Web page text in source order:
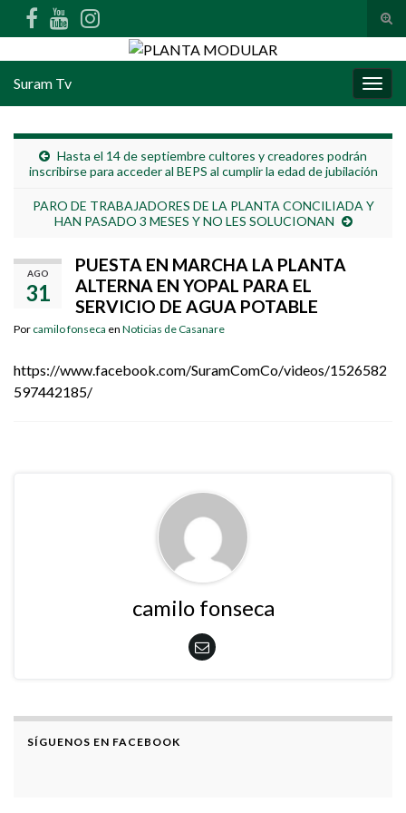
Search for:
Suram Tv
Hasta el 14 de septiembre cultores y creadores podrán
inscribirse para acceder al BEPS al cumplir la edad de jubilación
PARO DE TRABAJADORES DE LA PLANTA CONCILIADA Y
HAN PASADO 3 MESES Y NO LES SOLUCIONAN
AGO
31
PUESTA EN MARCHA LA PLANTA
ALTERNA EN YOPAL PARA EL
SERVICIO DE AGUA POTABLE
Por camilo fonseca en Noticias de Casanare
https://www.facebook.com/SuramComCo/videos/1526582
597442185/
camilo fonseca
SÍGUENOS EN FACEBOOK